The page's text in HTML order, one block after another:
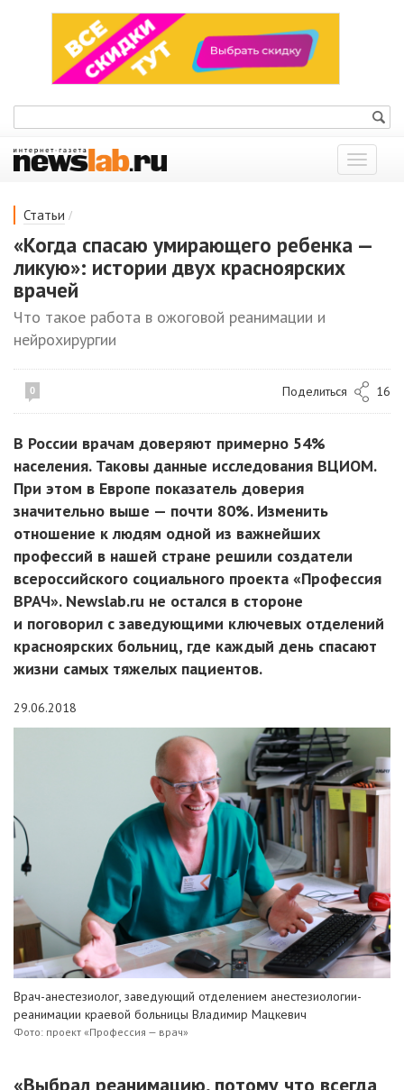
Показать
меню
Статьи /
«Когда спасаю умирающего ребенка —
ликую»: истории двух красноярских
врачей
Что такое работа в ожоговой реанимации и
нейрохирургии
0 Поделиться 16
В России врачам доверяют примерно 54%
населения. Таковы данные исследования ВЦИОМ.
При этом в Европе показатель доверия
значительно выше — почти 80%. Изменить
отношение к людям одной из важнейших
профессий в нашей стране решили создатели
всероссийского социального проекта «Профессия
ВРАЧ». Newslab.ru не остался в стороне
и поговорил с заведующими ключевых отделений
красноярских больниц, где каждый день спасают
жизни самых тяжелых пациентов.
29.06.2018
Врач-анестезиолог, заведующий отделением анестезиологии-
реанимации краевой больницы Владимир Мацкевич
Фото: проект «Профессия — врач»
«Выбрал реанимацию, потому что всегда